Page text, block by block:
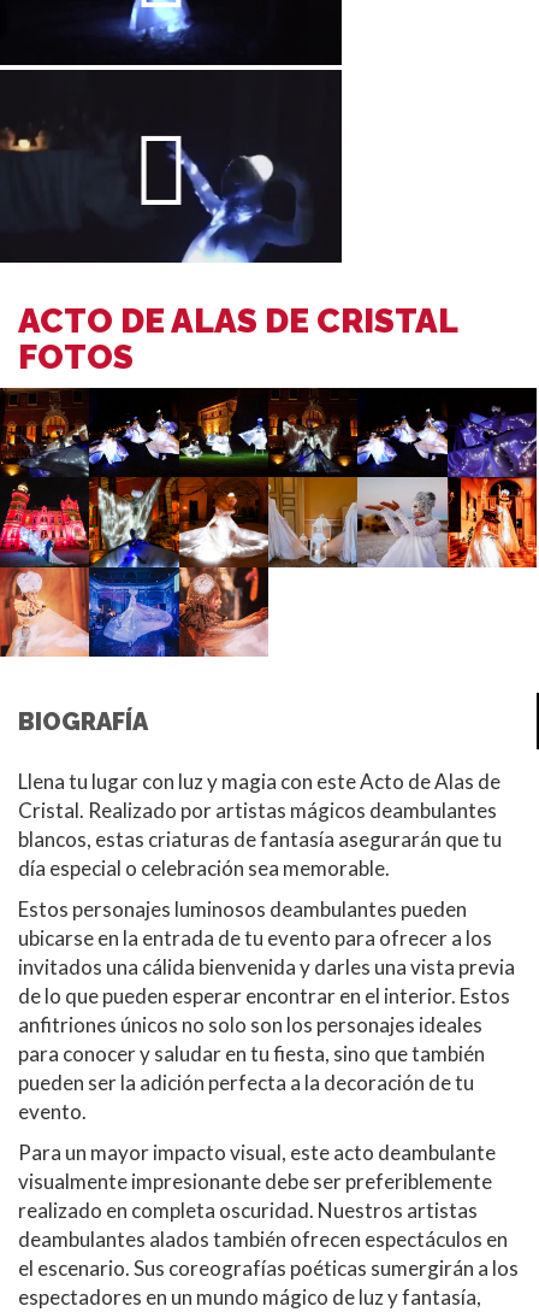
ACTO DE ALAS DE CRISTAL
FOTOS
BIOGRAFÍA
Llena tu lugar con luz y magia con este Acto de Alas de
Cristal. Realizado por artistas mágicos deambulantes
blancos, estas criaturas de fantasía asegurarán que tu
día especial o celebración sea memorable.
Estos personajes luminosos deambulantes pueden
ubicarse en la entrada de tu evento para ofrecer a los
invitados una cálida bienvenida y darles una vista previa
de lo que pueden esperar encontrar en el interior. Estos
anfitriones únicos no solo son los personajes ideales
para conocer y saludar en tu fiesta, sino que también
pueden ser la adición perfecta a la decoración de tu
evento.
Para un mayor impacto visual, este acto deambulante
visualmente impresionante debe ser preferiblemente
realizado en completa oscuridad. Nuestros artistas
deambulantes alados también ofrecen espectáculos en
el escenario. Sus coreografías poéticas sumergirán a los
espectadores en un mundo mágico de luz y fantasía,